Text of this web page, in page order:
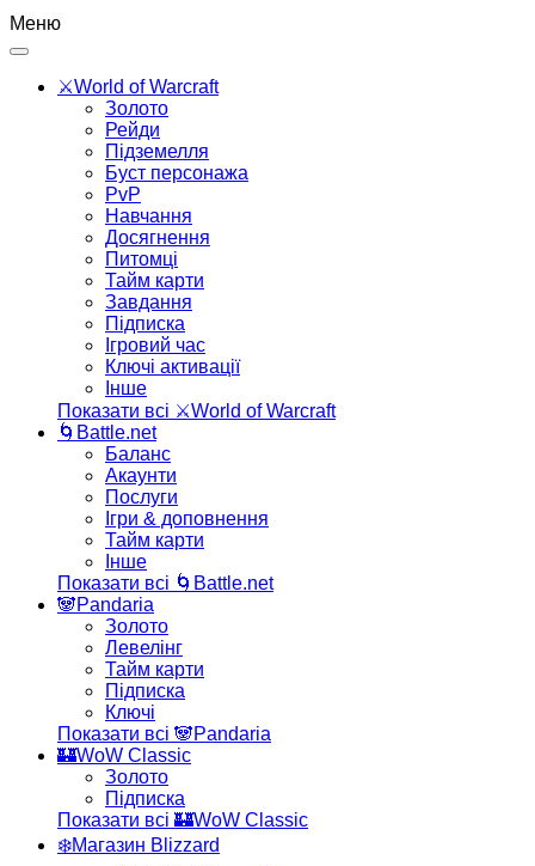
Меню
⚔️World of Warcraft
Золото
Рейди
Підземелля
Буст персонажа
PvP
Навчання
Досягнення
Питомці
Тайм карти
Завдання
Підписка
Ігровий час
Ключі активації
Інше
Показати всі ⚔️World of Warcraft
🌀Battle.net
Баланс
Акаунти
Послуги
Ігри & доповнення
Тайм карти
Інше
Показати всі 🌀Battle.net
🐼Pandaria
Золото
Левелінг
Тайм карти
Підписка
Ключі
Показати всі 🐼Pandaria
🏰WoW Classic
Золото
Підписка
Показати всі 🏰WoW Classic
❄️Магазин Blizzard